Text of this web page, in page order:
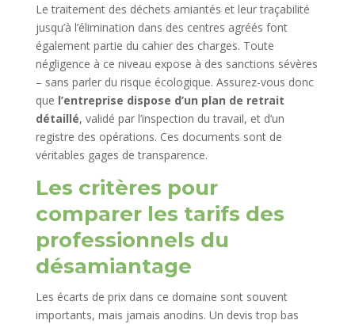
Le traitement des déchets amiantés et leur traçabilité
jusqu’à l’élimination dans des centres agréés font
également partie du cahier des charges. Toute
négligence à ce niveau expose à des sanctions sévères
– sans parler du risque écologique. Assurez-vous donc
que l’entreprise dispose d’un plan de retrait
détaillé, validé par l’inspection du travail, et d’un
registre des opérations. Ces documents sont de
véritables gages de transparence.
Les critères pour
comparer les tarifs des
professionnels du
désamiantage
Les écarts de prix dans ce domaine sont souvent
importants, mais jamais anodins. Un devis trop bas